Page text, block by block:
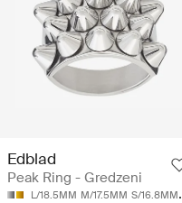
Edblad
Peak Ring - Gredzeni
L/18.5MM M/17.5MM S/16.8MM